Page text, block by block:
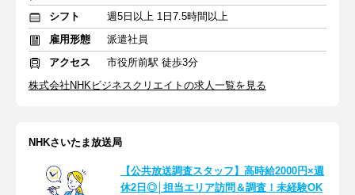
シフト
週5日以上 1日7.5時間以上
雇用形態
派遣社員
アクセス
市役所前駅 徒歩3分
株式会社NHKビジネスクリエイトの求人一覧を見る
NHKさいたま放送局
【公共放送調査スタッフ】高時給2000円×週
休2日◎│担当エリア訪問＆調査！未経験OK